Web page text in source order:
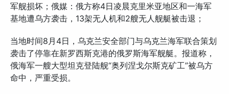
军舰损坏；俄媒：俄方称4日凌晨克里米亚地区和一海军
基地遭乌方袭击，13架无人机和2艘无人舰艇被击退；
当地时间8月4日，乌克兰安全部门与乌克兰海军联合策划
袭击了停靠在新罗西斯克港的俄罗斯海军舰艇。报道称，
俄海军一艘大型坦克登陆舰“奥列涅戈尔斯克矿工”被乌方
命中，严重受损。